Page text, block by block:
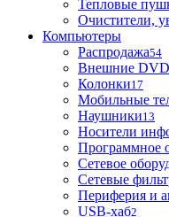
Тепловые
Очистители,
Компьютеры
Распродажа54
Внешние
Колонки17
Мобильные
Наушники13
Носители
Программное
Сетевое
Сетевые
Периферия и
USB-хаб2